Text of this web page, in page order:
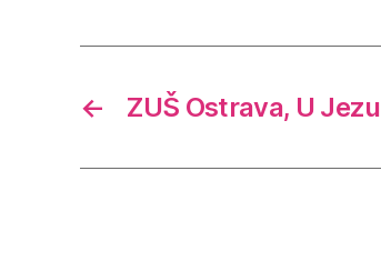
← ZUŠ Ostrava, U Jezu